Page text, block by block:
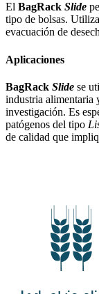
El BagRack Slide
tipo de bolsas.
evacuación de
Aplicaciones
BagRack Slide se
industria alimentaria
investigación. Es
patógenos del tipo
de calidad que